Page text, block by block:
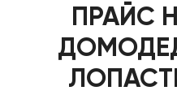
ПРАЙС